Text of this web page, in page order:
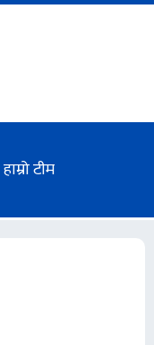
हाम्रो टीम